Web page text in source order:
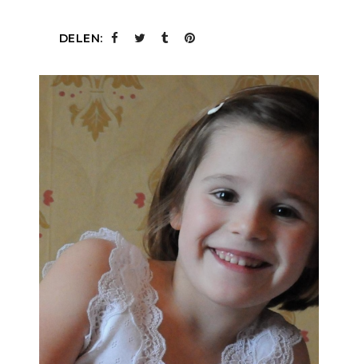
DELEN: